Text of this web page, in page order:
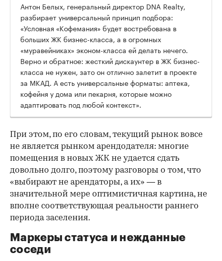
Антон Белых, генеральный директор DNA Realty,
разбирает универсальный принцип подбора:
«Условная «Кофемания» будет востребована в
больших ЖК бизнес-класса, а в огромных
«муравейниках» эконом-класса ей делать нечего.
Верно и обратное: жесткий дискаунтер в ЖК бизнес-
класса не нужен, зато он отлично залетит в проекте
за МКАД. А есть универсальные форматы: аптека,
кофейня у дома или пекарня, которые можно
адаптировать под любой контекст».
При этом, по его словам, текущий рынок вовсе
не является рынком арендодателя: многие
помещения в новых ЖК не удается сдать
довольно долго, поэтому разговоры о том, что
«выбирают не арендаторы, а их» — в
значительной мере оптимистичная картина, не
вполне соответствующая реальности раннего
периода заселения.
Маркеры статуса и нежданные
соседи